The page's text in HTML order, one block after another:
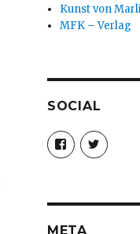
Kunst von
MFK – Verlag
SOCIAL
Profil
von
anzeigen
Profil
von
META